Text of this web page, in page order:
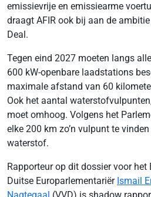
emissievrije en emissiearme
draagt AFIR ook bij aan de
Deal.
Tegen eind 2027 moeten langs
600 kW-openbare laadstations
maximale afstand van 60
Ook het aantal
moet omhoog. Volgens het
elke 200 km zo’n vulpunt te
waterstof.
Rapporteur op dit dossier voor het
Duitse Europarlementariër Ismail